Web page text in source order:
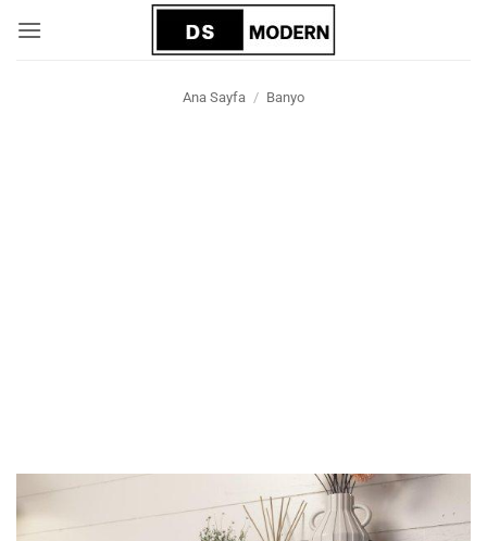
atla
Ana Sayfa / Banyo